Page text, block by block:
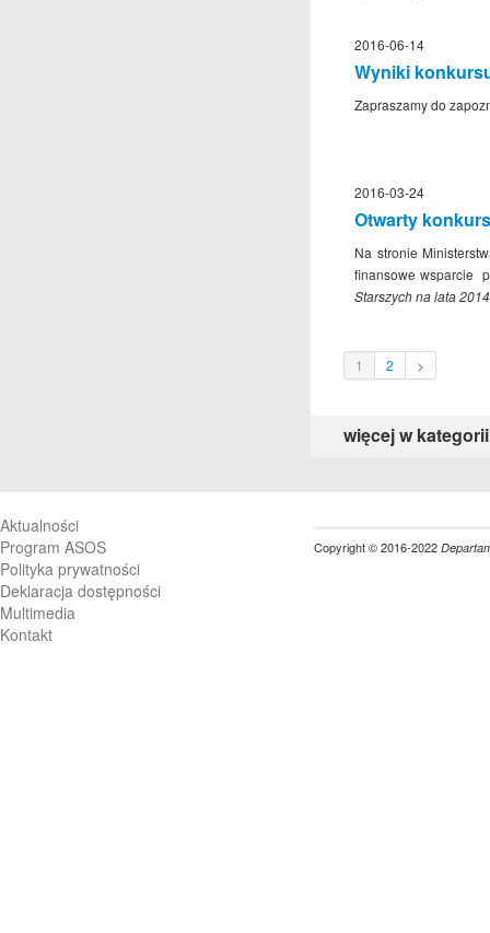
2016-06-14
Wyniki
Zapraszamy do
2016-03-24
Otwarty
Na stronie
finansowe wsparcie
Starszych na lata
1 2 >
więcej w
Aktualności
Program ASOS
Polityka prywatności
Deklaracja dostępności
Multimedia
Kontakt
Copyright © 2016-2022